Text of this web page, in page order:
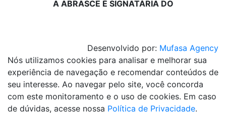
A ABRASCE É SIGNATÁRIA DO
Desenvolvido por: Mufasa Agency
Nós utilizamos cookies para analisar e melhorar sua
experiência de navegação e recomendar conteúdos de
seu interesse. Ao navegar pelo site, você concorda
com este monitoramento e o uso de cookies. Em caso
de dúvidas, acesse nossa Política de Privacidade.